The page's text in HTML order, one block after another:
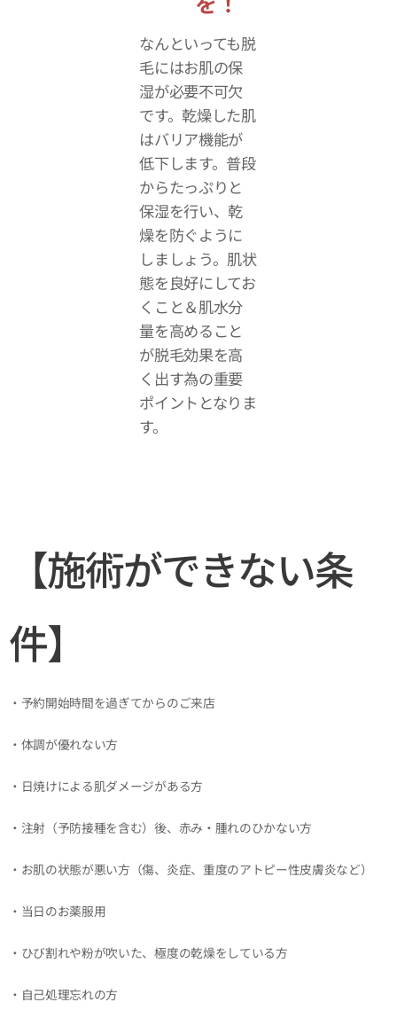
なんといっても脱
毛にはお肌の保
湿が必要不可欠
です。乾燥した肌
はバリア機能が
低下します。普段
からたっぷりと
保湿を行い、乾
燥を防ぐように
しましょう。肌状
態を良好にしてお
くこと＆肌水分
量を高めること
が脱毛効果を高
く出す為の重要
ポイントとなりま
す。
【施術ができない条
件】
・予約開始時間を過ぎてからのご来店
・体調が優れない方
・日焼けによる肌ダメージがある方
・注射（予防接種を含む）後、赤み・腫れのひかない方
・お肌の状態が悪い方（傷、炎症、重度のアトピー性皮膚炎など）
・当日のお薬服用
・ひび割れや粉が吹いた、極度の乾燥をしている方
・自己処理忘れの方